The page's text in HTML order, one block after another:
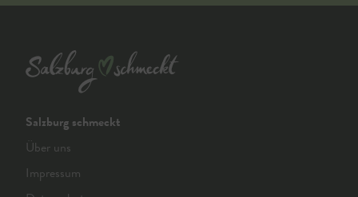
Salzburg schmeckt
Über uns
Impressum